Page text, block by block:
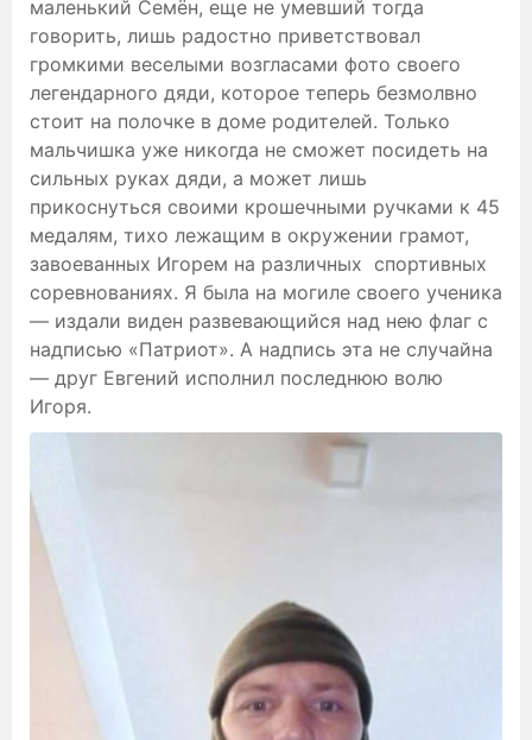
маленький Семён, еще не умевший тогда
говорить, лишь радостно приветствовал
громкими веселыми возгласами фото своего
легендарного дяди, которое теперь безмолвно
стоит на полочке в доме родителей. Только
мальчишка уже никогда не сможет посидеть на
сильных руках дяди, а может лишь
прикоснуться своими крошечными ручками к 45
медалям, тихо лежащим в окружении грамот,
завоеванных Игорем на различных спортивных
соревнованиях. Я была на могиле своего ученика
— издали виден развевающийся над нею флаг с
надписью «Патриот». А надпись эта не случайна
— друг Евгений исполнил последнюю волю
Игоря.